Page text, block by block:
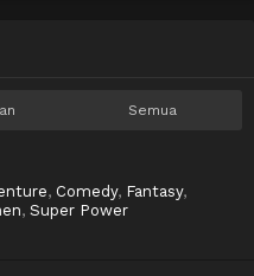
Semua
, Comedy, Fantasy,
, Super Power